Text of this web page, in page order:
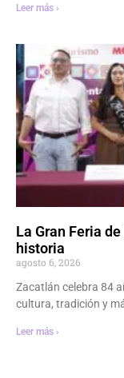
Leer más ›
La Gran Feria
historia
agosto 6, 2026
Zacatlán celebra 84
cultura, tradición y
Leer más ›